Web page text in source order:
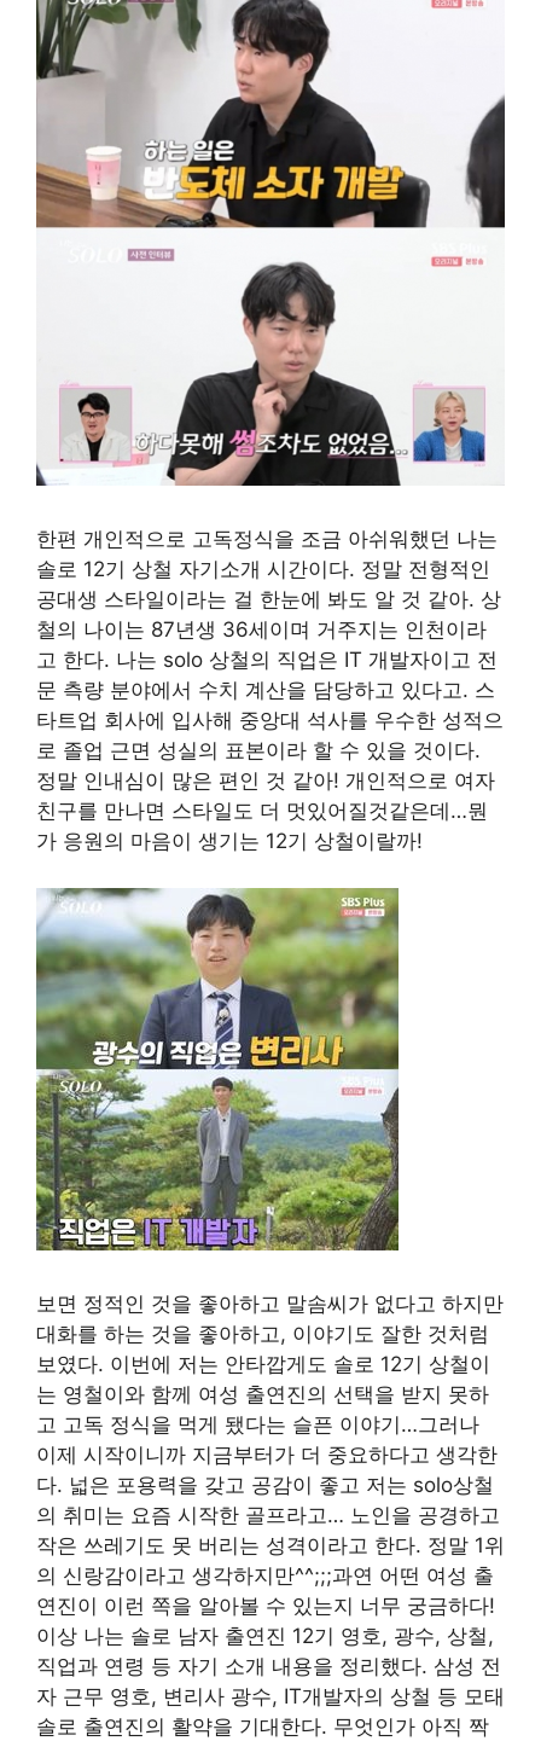
한편 개인적으로 고독정식을 조금 아쉬워했던 나는
솔로 12기 상철 자기소개 시간이다. 정말 전형적인
공대생 스타일이라는 걸 한눈에 봐도 알 것 같아. 상
철의 나이는 87년생 36세이며 거주지는 인천이라
고 한다. 나는 solo 상철의 직업은 IT 개발자이고 전
문 측량 분야에서 수치 계산을 담당하고 있다고. 스
타트업 회사에 입사해 중앙대 석사를 우수한 성적으
로 졸업 근면 성실의 표본이라 할 수 있을 것이다.
정말 인내심이 많은 편인 것 같아! 개인적으로 여자
친구를 만나면 스타일도 더 멋있어질것같은데…뭔
가 응원의 마음이 생기는 12기 상철이랄까!
보면 정적인 것을 좋아하고 말솜씨가 없다고 하지만
대화를 하는 것을 좋아하고, 이야기도 잘한 것처럼
보였다. 이번에 저는 안타깝게도 솔로 12기 상철이
는 영철이와 함께 여성 출연진의 선택을 받지 못하
고 고독 정식을 먹게 됐다는 슬픈 이야기…그러나
이제 시작이니까 지금부터가 더 중요하다고 생각한
다. 넓은 포용력을 갖고 공감이 좋고 저는 solo상철
의 취미는 요즘 시작한 골프라고… 노인을 공경하고
작은 쓰레기도 못 버리는 성격이라고 한다. 정말 1위
의 신랑감이라고 생각하지만^^;;;과연 어떤 여성 출
연진이 이런 쪽을 알아볼 수 있는지 너무 궁금하다!
이상 나는 솔로 남자 출연진 12기 영호, 광수, 상철,
직업과 연령 등 자기 소개 내용을 정리했다. 삼성 전
자 근무 영호, 변리사 광수, IT개발자의 상철 등 모태
솔로 출연진의 활약을 기대한다. 무엇인가 아직 짝